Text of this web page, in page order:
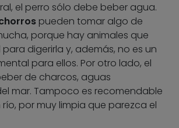
el perro sólo debe beber agua.
pueden tomar algo de
porque hay animales que
digerirla y, además, no es un
para ellos. Por otro lado, el
de charcos, aguas
mar. Tampoco es recomendable
por muy limpia que parezca el